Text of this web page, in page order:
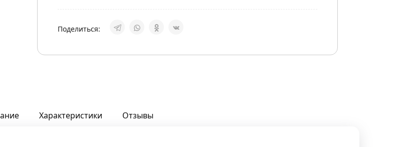
Поделиться:
Характеристики Отзывы